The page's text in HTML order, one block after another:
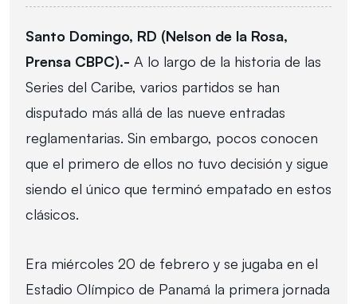
Santo Domingo, RD (Nelson de la Rosa,
Prensa CBPC).- A lo largo de la historia de las
Series del Caribe, varios partidos se han
disputado más allá de las nueve entradas
reglamentarias. Sin embargo, pocos conocen
que el primero de ellos no tuvo decisión y sigue
siendo el único que terminó empatado en estos
clásicos.
Era miércoles 20 de febrero y se jugaba en el
Estadio Olímpico de Panamá la primera jornada